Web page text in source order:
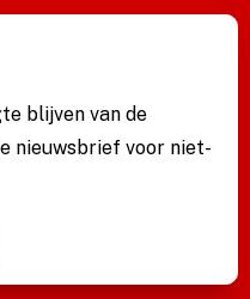
blijven van de
nieuwsbrief voor niet-